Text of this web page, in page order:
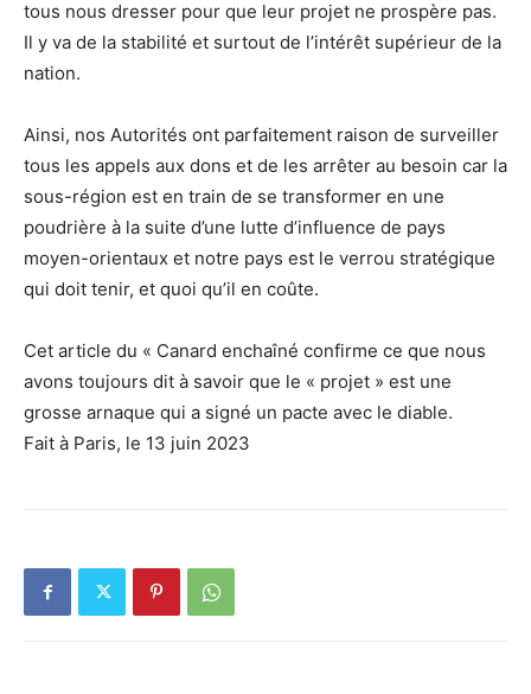
tous nous dresser pour que leur projet ne prospère pas.
Il y va de la stabilité et surtout de l’intérêt supérieur de la
nation.
Ainsi, nos Autorités ont parfaitement raison de surveiller
tous les appels aux dons et de les arrêter au besoin car la
sous-région est en train de se transformer en une
poudrière à la suite d’une lutte d’influence de pays
moyen-orientaux et notre pays est le verrou stratégique
qui doit tenir, et quoi qu’il en coûte.
Cet article du « Canard enchaîné confirme ce que nous
avons toujours dit à savoir que le « projet » est une
grosse arnaque qui a signé un pacte avec le diable.
Fait à Paris, le 13 juin 2023